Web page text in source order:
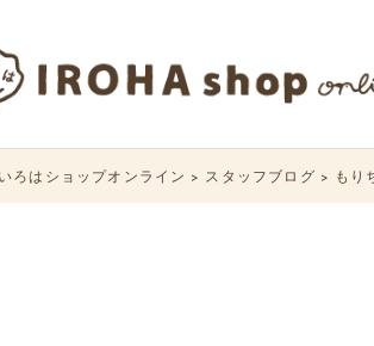
いろはショップオンライン > スタッフブログ > もり